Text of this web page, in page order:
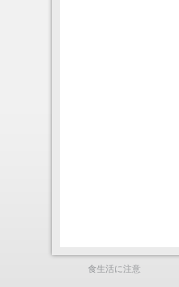
食生活に注意